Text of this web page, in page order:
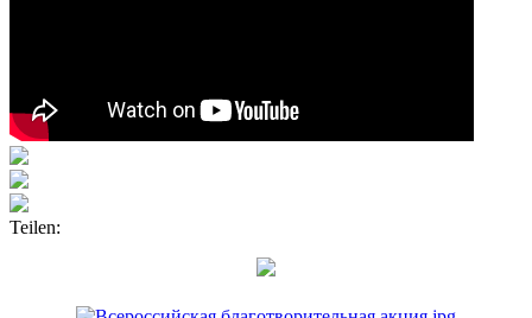
Teilen: